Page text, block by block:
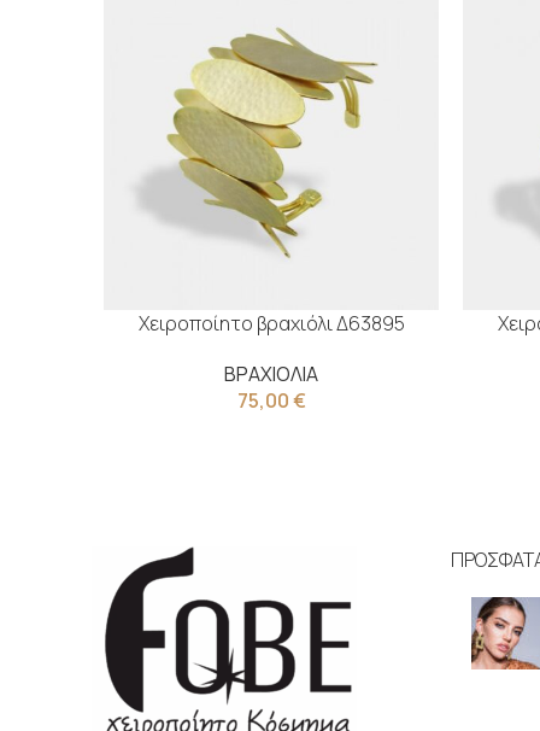
Χειροποίητο βραχιόλι Δ63895
ΒΡΑΧΙΟΛΙΑ
75,00€